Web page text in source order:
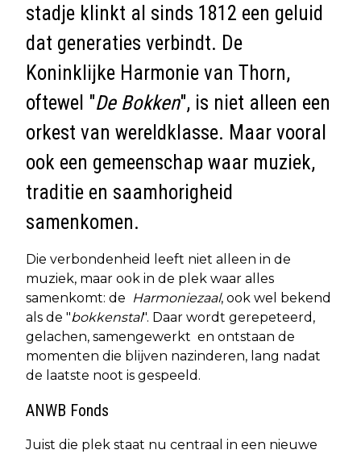
stadje klinkt al sinds 1812 een geluid
dat generaties verbindt. De
Koninklijke Harmonie van Thorn,
oftewel "De Bokken", is niet alleen een
orkest van wereldklasse. Maar vooral
ook een gemeenschap waar muziek,
traditie en saamhorigheid
samenkomen.
Die verbondenheid leeft niet alleen in de
muziek, maar ook in de plek waar alles
samenkomt: de Harmoniezaal, ook wel bekend
als de "bokkenstal". Daar wordt gerepeteerd,
gelachen, samengewerkt en ontstaan de
momenten die blijven nazinderen, lang nadat
de laatste noot is gespeeld.
ANWB Fonds
Juist die plek staat nu centraal in een nieuwe